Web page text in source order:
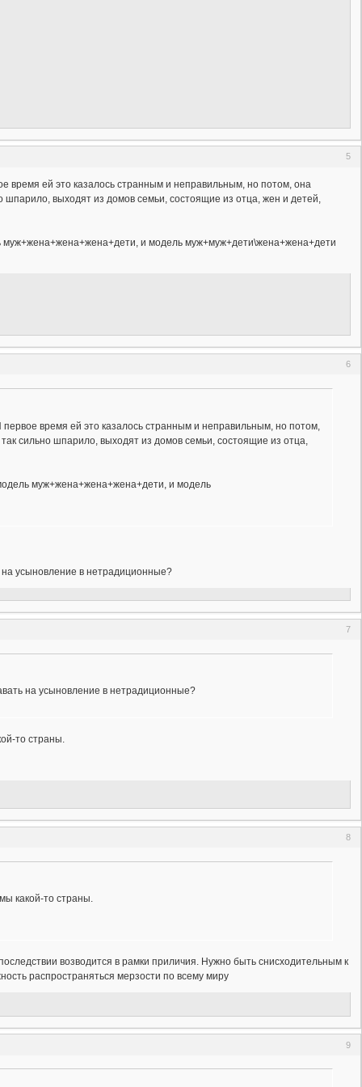
5
ей это казалось странным и неправильным, но потом, она
шпарило, выходят из домов семьи, состоящие из отца, жен и детей,
муж+жена+жена+жена+дети, и модель муж+муж+дети\жена+жена+дети
6
время ей это казалось странным и неправильным, но потом,
сильно шпарило, выходят из домов семьи, состоящие из отца,
муж+жена+жена+жена+дети, и модель
на усыновление в нетрадиционные?
7
на усыновление в нетрадиционные?
то страны.
8
какой-то страны.
возводится в рамки приличия. Нужно быть снисходительным к
распространяться мерзости по всему миру
9